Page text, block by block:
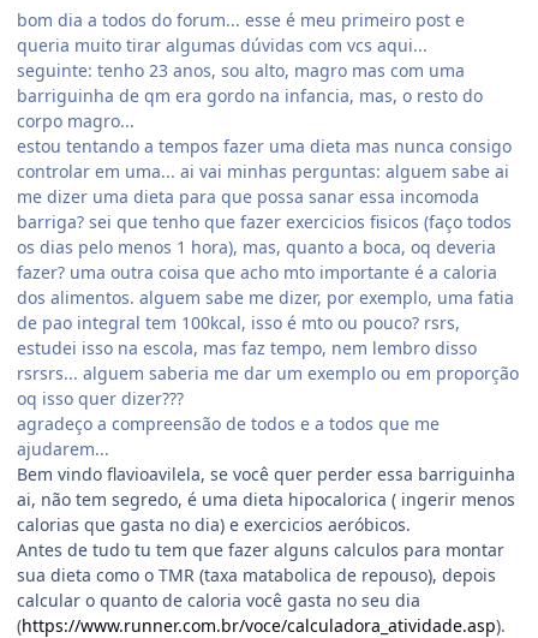
bom dia a todos do forum... esse é meu primeiro post e
queria muito tirar algumas dúvidas com vcs aqui...
seguinte: tenho 23 anos, sou alto, magro mas com uma
barriguinha de qm era gordo na infancia, mas, o resto do
corpo magro...
estou tentando a tempos fazer uma dieta mas nunca consigo
controlar em uma... ai vai minhas perguntas: alguem sabe ai
me dizer uma dieta para que possa sanar essa incomoda
barriga? sei que tenho que fazer exercicios fisicos (faço todos
os dias pelo menos 1 hora), mas, quanto a boca, oq deveria
fazer? uma outra coisa que acho mto importante é a caloria
dos alimentos. alguem sabe me dizer, por exemplo, uma fatia
de pao integral tem 100kcal, isso é mto ou pouco? rsrs,
estudei isso na escola, mas faz tempo, nem lembro disso
rsrsrs... alguem saberia me dar um exemplo ou em proporção
oq isso quer dizer???
agradeço a compreensão de todos e a todos que me
ajudarem...
Bem vindo flavioavilela, se você quer perder essa barriguinha
ai, não tem segredo, é uma dieta hipocalorica ( ingerir menos
calorias que gasta no dia) e exercicios aeróbicos.
Antes de tudo tu tem que fazer alguns calculos para montar
sua dieta como o TMR (taxa matabolica de repouso), depois
calcular o quanto de caloria você gasta no seu dia
(https://www.runner.com.br/voce/calculadora_atividade.asp).